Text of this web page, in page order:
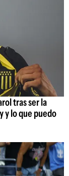
tras ser la
y lo que puedo